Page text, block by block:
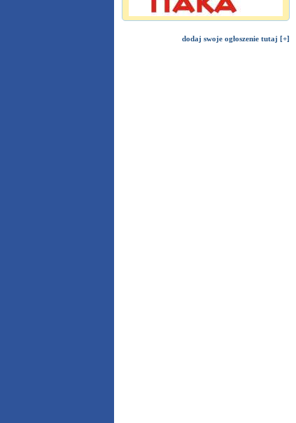
dodaj swoje ogłoszenie tutaj [+]